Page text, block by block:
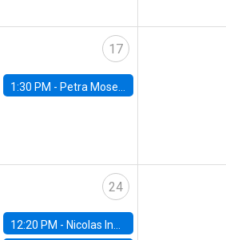
17
1:30 PM - Petra Moser, NYU Stern
24
12:20 PM - Nicolas Inostroza, Rotman School of Management, University of Toronto